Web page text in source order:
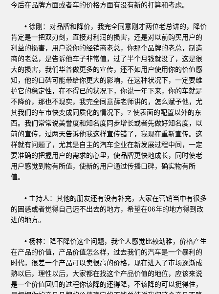
今后在品牌方面或者车的价格方面有没有新的打算和考虑。
• 徐刚：对品牌和降价，我完全同意刚才两位老总讲的，降价
肯定是一把双刃剑，直接对利润的损害，还是对以前购买用户的
利益的损害，用户说你的经销商老总，你那个品牌的老总，制造
商的老总，是告诉他车子非常值，过了半个月钱就没了，这是很
大的损害，我们华普做更多的宣传，还不如用户使用你的价值感
知，他的口碑可能带给你更大的影响，在这种状况下，一定要维
护它的稳定性，在不得已的状况下，你说一年下来，你的车就是
不降价，那也不现实，我完全同意薛老师讲的，怎么赋予他，尤
其我们的车市快变成同质化的情况下，? 使表面的配置以外的东
西。我们常常说美誉度和知名度同步增长或者先做好知名度，以
前的宣传，过两天告诉他我这样宣传错了，我现在重新宣传。这
样就有问题了，尤其是自主的汽车企业在新发展过程中间，一定
要准确的把握用户的需求的心里，使品牌更快地成长，同时使老
用户感觉到物有所值，使新的用户通过传播口碑，确实物有所
值。
• 主持人：其他的朋友还有没有补充，大家在营销当中有很多
的困惑或者觉得自己迈不出去的地方，希望在06年的地方得到改
进的地方。
• 杨林：降不降价这个问题，我个人感觉比较幼稚，价格产生
在产品的价值，产品价值怎么样，过去我们的汽车是一个暴利的
时代，很差一个产品可以卖很高的价格，现在进入了市场逐渐成
熟以后，理性以后，大家都在找这个产品价值的地位，应该来说
是一个价值回归的过程你该降的还得降，不该降的可以挺得住，